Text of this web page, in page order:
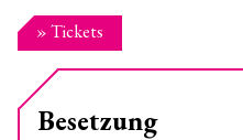
» Tickets
Besetzung